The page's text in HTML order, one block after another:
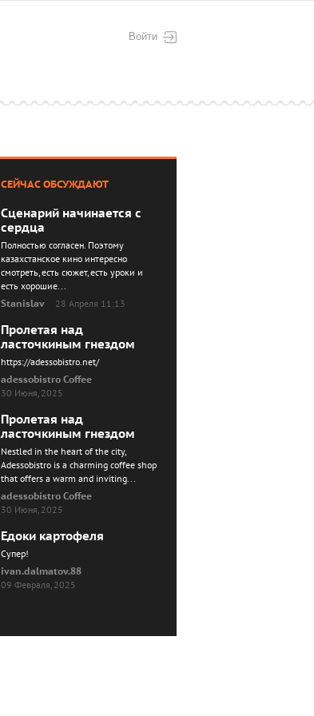
Войти
СЕЙЧАС ОБСУЖДАЮТ
Сценарий начинается с
сердца
Полностью согласен. Поэтому
казахстанское кино интересно
смотреть, есть сюжет, есть уроки и
есть хорошие...
Stanislav
28 Апреля 11:13
Пролетая над
ласточкиным гнездом
https://adessobistro.net/
adessobistro Coffee
30 Июня, 2025
Пролетая над
ласточкиным гнездом
Nestled in the heart of the city,
Adessobistro is a charming coffee shop
that offers a warm and inviting...
adessobistro Coffee
30 Июня, 2025
Едоки картофеля
Cупер!
ivan.dalmatov.88
09 Февраля, 2025